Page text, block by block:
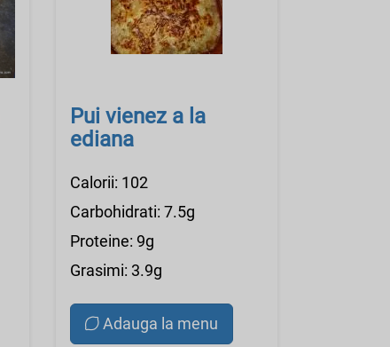
Pui vienez a la
ediana
Calorii: 102
Carbohidrati: 7.5g
Proteine: 9g
Grasimi: 3.9g
Adauga la menu